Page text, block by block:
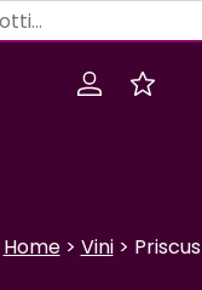
Home> Vini> Priscus